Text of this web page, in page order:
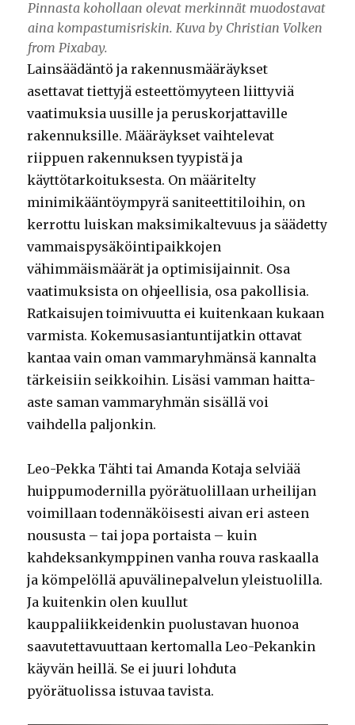
Pinnasta kohollaan olevat merkinnät muodostavat
aina kompastumisriskin. Kuva by Christian Volken
from Pixabay.
Lainsäädäntö ja rakennusmääräykset
asettavat tiettyjä esteettömyyteen liittyviä
vaatimuksia uusille ja peruskorjattaville
rakennuksille. Määräykset vaihtelevat
riippuen rakennuksen tyypistä ja
käyttötarkoituksesta. On määritelty
minimikääntöympyrä saniteettitiloihin, on
kerrottu luiskan maksimikaltevuus ja säädetty
vammaispysäköintipaikkojen
vähimmäismäärät ja optimisijainnit. Osa
vaatimuksista on ohjeellisia, osa pakollisia.
Ratkaisujen toimivuutta ei kuitenkaan kukaan
varmista. Kokemusasiantuntijatkin ottavat
kantaa vain oman vammaryhmänsä kannalta
tärkeisiin seikkoihin. Lisäsi vamman haitta-
aste saman vammaryhmän sisällä voi
vaihdella paljonkin.
Leo-Pekka Tähti tai Amanda Kotaja selviää
huippumodernilla pyörätuolillaan urheilijan
voimillaan todennäköisesti aivan eri asteen
noususta – tai jopa portaista – kuin
kahdeksankymppinen vanha rouva raskaalla
ja kömpelöllä apuvälinepalvelun yleistuolilla.
Ja kuitenkin olen kuullut
kauppaliikkeidenkin puolustavan huonoa
saavutettavuuttaan kertomalla Leo-Pekankin
käyvän heillä. Se ei juuri lohduta
pyörätuolissa istuvaa tavista.